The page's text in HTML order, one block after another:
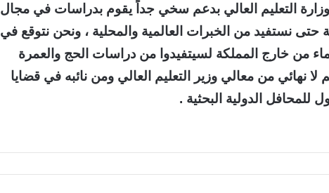
التعليم العالي بدعم سخي جداً يقوم بدراسات في مجال
حتى نستفيد من الخبرات العالمية والمحلية ، ونحن نتوقع في
من خارج المملكة لسيتفيدوا من دراسات الحج والعمرة
لا نهائي من معالي وزير التعليم العالي ومن نائبه في قضايا
للمحافل الدولية البحثية .